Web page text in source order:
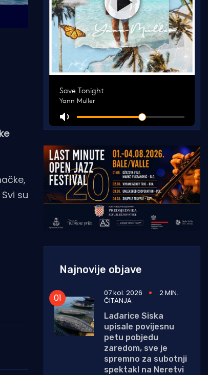
su
Najnovije objave
07 kol. 2026 2 MIN.
ČITANJA
Lađarice Siska
upisale povijesnu
petu pobjedu
zaredom, sve je
spremno za subotnji
spektakl na Neretvi